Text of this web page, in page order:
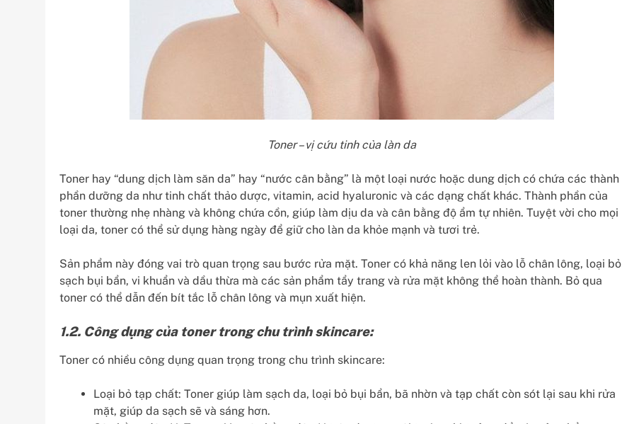
Toner – vị cứu tinh của làn da
Toner hay “dung dịch làm săn da” hay “nước cân bằng” là một loại nước hoặc dung dịch có chứa các thành
phần dưỡng da như tinh chất thảo dược, vitamin, acid hyaluronic và các dạng chất khác. Thành phần của
toner thường nhẹ nhàng và không chứa cồn, giúp làm dịu da và cân bằng độ ẩm tự nhiên. Tuyệt vời cho mọi
loại da, toner có thể sử dụng hàng ngày để giữ cho làn da khỏe mạnh và tươi trẻ.
Sản phẩm này đóng vai trò quan trọng sau bước rửa mặt. Toner có khả năng len lỏi vào lỗ chân lông, loại bỏ
sạch bụi bẩn, vi khuẩn và dầu thừa mà các sản phẩm tẩy trang và rửa mặt không thể hoàn thành. Bỏ qua
toner có thể dẫn đến bít tắc lỗ chân lông và mụn xuất hiện.
1.2. Công dụng của toner trong chu trình skincare:
Toner có nhiều công dụng quan trọng trong chu trình skincare:
Loại bỏ tạp chất: Toner giúp làm sạch da, loại bỏ bụi bẩn, bã nhờn và tạp chất còn sót lại sau khi rửa
mặt, giúp da sạch sẽ và sáng hơn.